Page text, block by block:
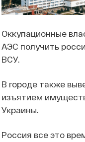
Оккупационные
АЭС получить
ВСУ.
В городе также
изъятием
Украины.
Россия все это